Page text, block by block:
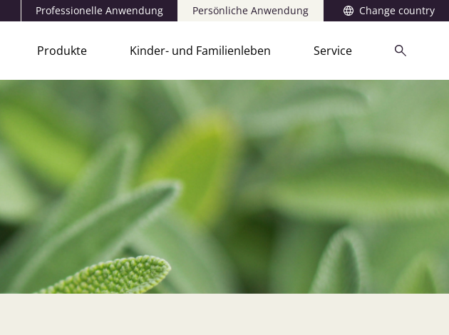
Professionelle Anwendung Persönliche Anwendung Change country
Produkte Kinder- und Familienleben Service